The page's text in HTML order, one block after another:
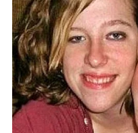
energije. Kao da se sve
na prvi pogled deluje